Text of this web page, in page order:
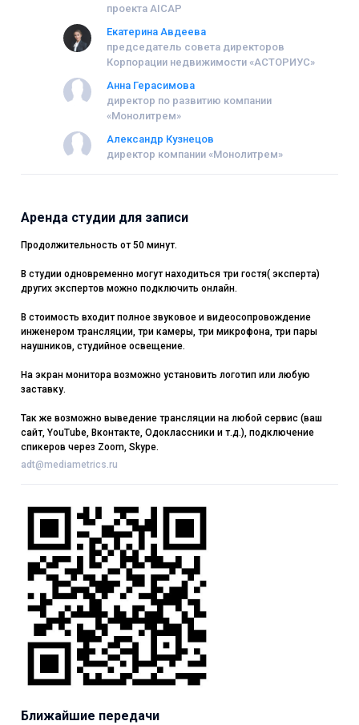
проекта AICAP
Екатерина Авдеева
председатель совета директоров
Корпорации недвижимости «АСТОРИУС»
Анна Герасимова
директор по развитию компании
«Монолитрем»
Александр Кузнецов
директор компании «Монолитрем»
Аренда студии для записи
Продолжительность от 50 минут.
В студии одновременно могут находиться три гостя( эксперта)
других экспертов можно подключить онлайн.
В стоимость входит полное звуковое и видеосопровождение
инженером трансляции, три камеры, три микрофона, три пары
наушников, студийное освещение.
На экран монитора возможно установить логотип или любую
заставку.
Так же возможно выведение трансляции на любой сервис (ваш
сайт, YouTube, Вконтакте, Одоклассники и т.д.), подключение
спикеров через Zoom, Skype.
adt@mediametrics.ru
Ближайшие передачи